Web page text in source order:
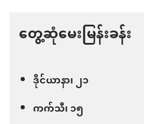
တွေ့ဆုံမေးမြန်းခန်း
ဒိုင်ယာနာ၊ ၂၁
ကက်သီ၊ ၁၅